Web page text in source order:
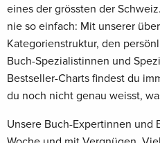
eines der grössten der Schweiz.
nie so einfach: Mit unserer
Kategorienstruktur, den
Buch-Spezialistinnen und
Bestseller-Charts findest du
du noch nicht genau weisst,
Unsere Buch-Expertinnen und